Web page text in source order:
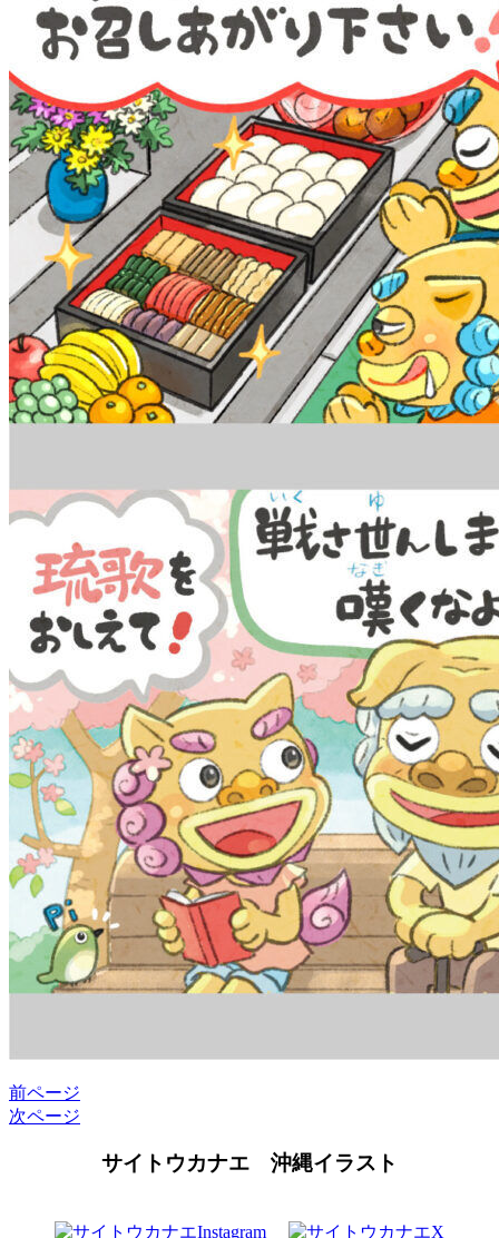
前ページ
次ページ
サイトウカナエ 沖縄イラスト